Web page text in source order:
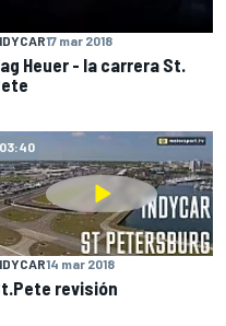
17 mar 2018
Heuer - la carrera St.
03:40
14 mar 2018
revisión